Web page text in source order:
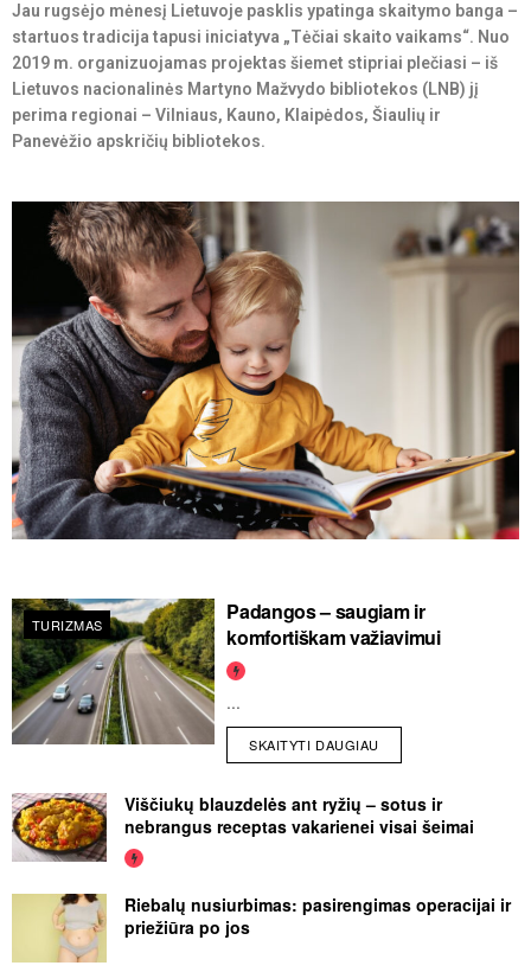
Jau rugsėjo mėnesį Lietuvoje pasklis ypatinga skaitymo banga –
startuos tradicija tapusi iniciatyva „Tėčiai skaito vaikams“. Nuo
2019 m. organizuojamas projektas šiemet stipriai plečiasi – iš
Lietuvos nacionalinės Martyno Mažvydo bibliotekos (LNB) jį
perima regionai – Vilniaus, Kauno, Klaipėdos, Šiaulių ir
Panevėžio apskričių bibliotekos.
TURIZMAS
Padangos – saugiam ir
komfortiškam važiavimui
...
SKAITYTI DAUGIAU
Viščiukų blauzdelės ant ryžių – sotus ir
nebrangus receptas vakarienei visai šeimai
Riebalų nusiurbimas: pasirengimas operacijai ir
priežiūra po jos